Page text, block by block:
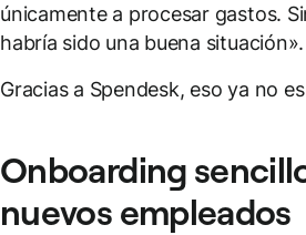
únicamente a procesar gastos.
habría sido una buena situación».
Gracias a Spendesk, eso ya no
Onboarding
nuevos empleados